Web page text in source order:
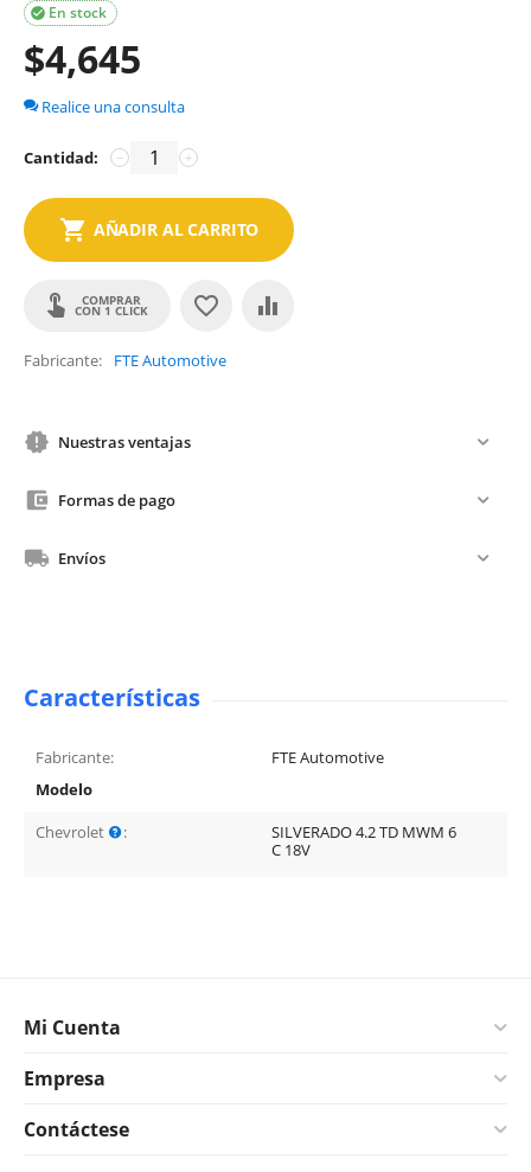
En stock

$4,645
Realice una consulta
Cantidad: +
−
AÑADIR AL CARRITO
COMPRAR
CON 1 CLICK
Fabricante FTE Automotive
Nuestras ventajas
Formas de pago
Envíos
Características
Fabricante:
FTE Automotive
Modelo
Chevrolet
:
SILVERADO 4.2 TD MWM 6
C 18V
Mi Cuenta
Empresa
Contáctese